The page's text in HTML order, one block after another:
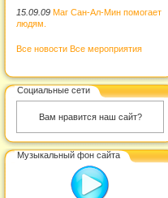
15.09.09 Маг Сан-Ал-Мин помогает
людям.
Все новости Все мероприятия
Социальные сети
Вам нравится наш сайт?
Музыкальный фон сайта